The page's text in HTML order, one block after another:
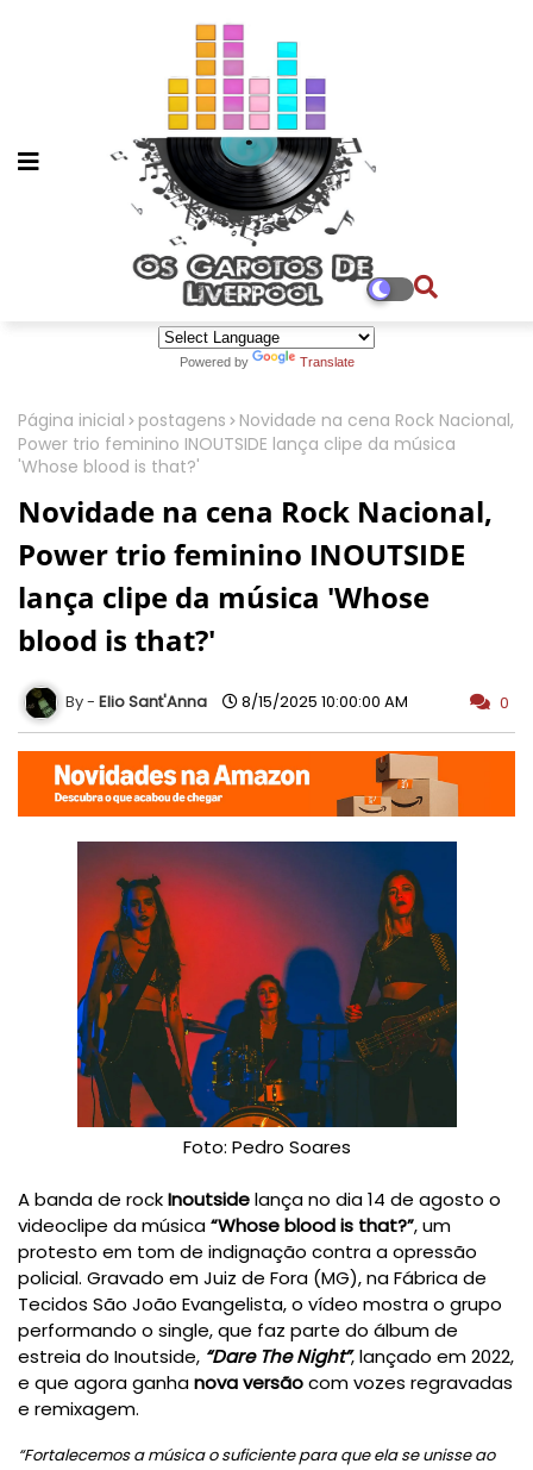
Powered by Translate
Página inicial postagens
Novidade na cena Rock Nacional,
Power trio feminino INOUTSIDE lança clipe da música
'Whose blood is that?'
Novidade na cena Rock Nacional,
Power trio feminino INOUTSIDE
lança clipe da música 'Whose
blood is that?'
Elio Sant'Anna 8/15/2025 10:00:00 AM 0
Foto: Pedro Soares
A banda de rockInoutsidelança no dia 14 de agosto o
videoclipe da música“Whose blood is that?”, um
protesto em tom de indignação contra a opressão
policial. Gravado em Juiz de Fora (MG), na Fábrica de
Tecidos São João Evangelista, o vídeo mostra o grupo
performando o single, que faz parte do álbum de
estreia do Inoutside, “Dare The Night”, lançado em 2022,
e que agora ganhanova versãocom vozes regravadas
e remixagem.
“Fortalecemos a música o suficiente para que ela se unisse ao